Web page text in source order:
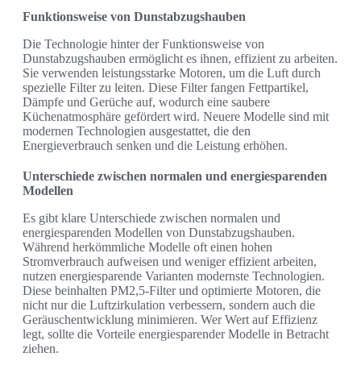
Funktionsweise von Dunstabzugshauben
Die Technologie hinter der Funktionsweise von
Dunstabzugshauben ermöglicht es ihnen, effizient zu arbeiten.
Sie verwenden leistungsstarke Motoren, um die Luft durch
spezielle Filter zu leiten. Diese Filter fangen Fettpartikel,
Dämpfe und Gerüche auf, wodurch eine saubere
Küchenatmosphäre gefördert wird. Neuere Modelle sind mit
modernen Technologien ausgestattet, die den
Energieverbrauch senken und die Leistung erhöhen.
Unterschiede zwischen normalen und energiesparenden
Modellen
Es gibt klare Unterschiede zwischen normalen und
energiesparenden Modellen von Dunstabzugshauben.
Während herkömmliche Modelle oft einen hohen
Stromverbrauch aufweisen und weniger effizient arbeiten,
nutzen energiesparende Varianten modernste Technologien.
Diese beinhalten PM2,5-Filter und optimierte Motoren, die
nicht nur die Luftzirkulation verbessern, sondern auch die
Geräuschentwicklung minimieren. Wer Wert auf Effizienz
legt, sollte die Vorteile energiesparender Modelle in Betracht
ziehen.